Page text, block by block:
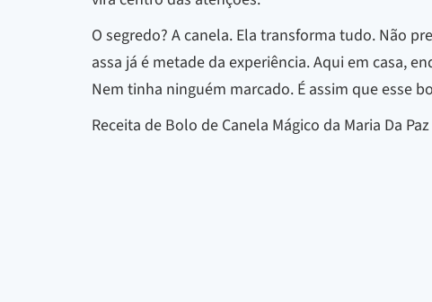
O segredo? A canela. Ela transforma tudo. Não
assa já é metade da experiência. Aqui em casa,
Nem tinha ninguém marcado. É assim que esse
Receita de Bolo de Canela Mágico da Maria Da